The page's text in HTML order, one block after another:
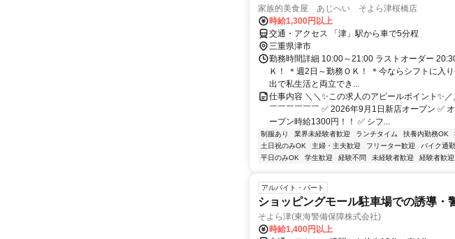
家族的美食屋 あじへい そよら津桜橋店
時給1,300円以上
交通・アクセス 「津」駅から車で5分程
三重県津市
勤務時間詳細 10:00～21:00 ラストオーダー
Ｋ！ ＊週2日～勤務ＯＫ！ ＊今ならシフトに入
出で私生活と両立でき...
仕事内容 ＼＼✨この求人のアピールポイント✨
￣￣￣￣￣￣ ✅ 2026年9月1日新店オープン ✅
ープン時給1300円！！ ✅ シフ...
制服あり 業界未経験者歓迎 ランチタイム 扶養内勤務OK
土日祝のみOK
主婦・主夫歓迎 フリーター歓迎 バイク通
平日のみOK
学生歓迎 経験不問 未経験者歓迎 経験者歓迎
アルバイト・パート
ショッピングモール駐車場での誘導・
そよら津(東海警備保障株式会社)
時給1,400円以上